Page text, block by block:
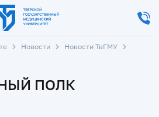
Новости
Новости ТвГМУ
ПОЛК